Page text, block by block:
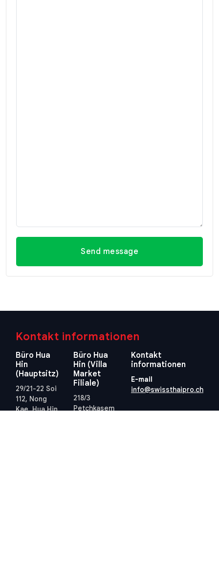
Send message
Kontakt informationen
Büro Hua
Hin
(Hauptsitz)
29/21-22 Soi
112, Nong
Kae, Hua Hin,
Büro Hua
Hin (Villa
Market
Filiale)
218/3
Petchkasem
Kontakt
informationen
E-mail
info@swissthaipro.ch